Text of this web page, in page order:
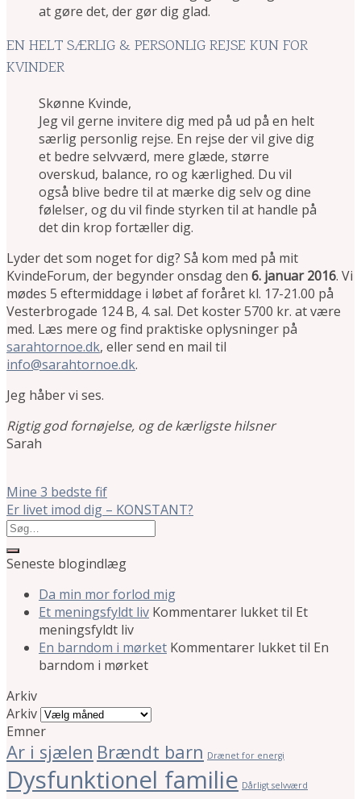
at gøre det, der gør dig glad.
EN HELT SÆRLIG & PERSONLIG REJSE KUN FOR
KVINDER
Skønne Kvinde,
Jeg vil gerne invitere dig med på ud på en helt
særlig personlig rejse. En rejse der vil give dig
et bedre selvværd, mere glæde, større
overskud, balance, ro og kærlighed. Du vil
også blive bedre til at mærke dig selv og dine
følelser, og du vil finde styrken til at handle på
det din krop fortæller dig.
Lyder det som noget for dig? Så kom med på mit
KvindeForum, der begynder onsdag den 6. januar 2016. Vi
mødes 5 eftermiddage i løbet af foråret kl. 17-21.00 på
Vesterbrogade 124 B, 4. sal. Det koster 5700 kr. at være
med. Læs mere og find praktiske oplysninger på
sarahtornoe.dk, eller send en mail til
info@sarahtornoe.dk.
Jeg håber vi ses.
Rigtig god fornøjelse, og de kærligste hilsner
Sarah
Mine 3 bedste fif
Er livet imod dig – KONSTANT?
Seneste blogindlæg
Da min mor forlod mig
Et meningsfyldt liv Kommentarer lukkettil Et
meningsfyldt liv
En barndom i mørket Kommentarer lukkettil En
barndom i mørket
Arkiv
Arkiv
Emner
Ar i sjælen Brændt barn Drænet for energi
Dysfunktionel familie Dårligt selvværd